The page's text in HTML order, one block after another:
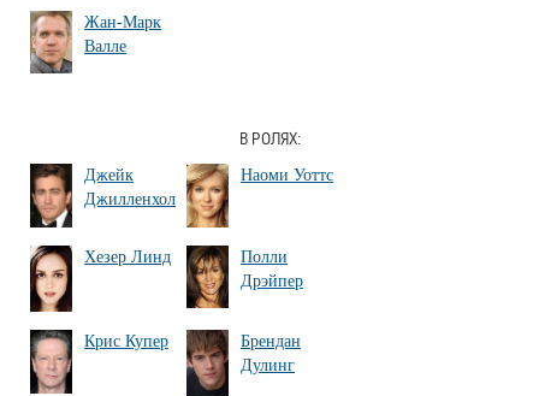
Жан-Марк
Валле
В РОЛЯХ:
Джейк
Джилленхол
Наоми Уоттс
Хезер Линд
Полли
Дрэйпер
Крис Купер
Брендан
Дулинг